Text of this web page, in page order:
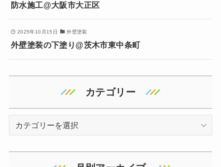
防水施工@大阪市大正区
2025年10月15日 外壁塗装
外壁塗装の下塗り@茨木市東中条町
カテゴリー